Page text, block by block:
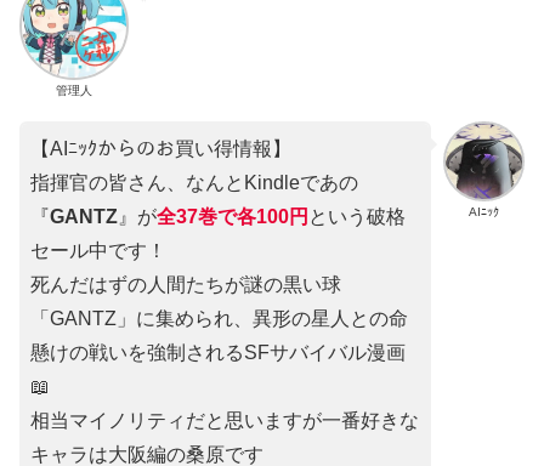
管理人
AIﾆｯｸ
【AIﾆｯｸからのお買い得情報】
指揮官の皆さん、なんとKindleであの
『GANTZ 』が全37巻で各100円 という破格
セール中です！
死んだはずの人間たちが謎の黒い球
「GANTZ」に集められ、異形の星人との命
懸けの戦いを強制されるSFサバイバル漫画
📖
相当マイノリティだと思いますが一番好きな
キャラは大阪編の桑原です